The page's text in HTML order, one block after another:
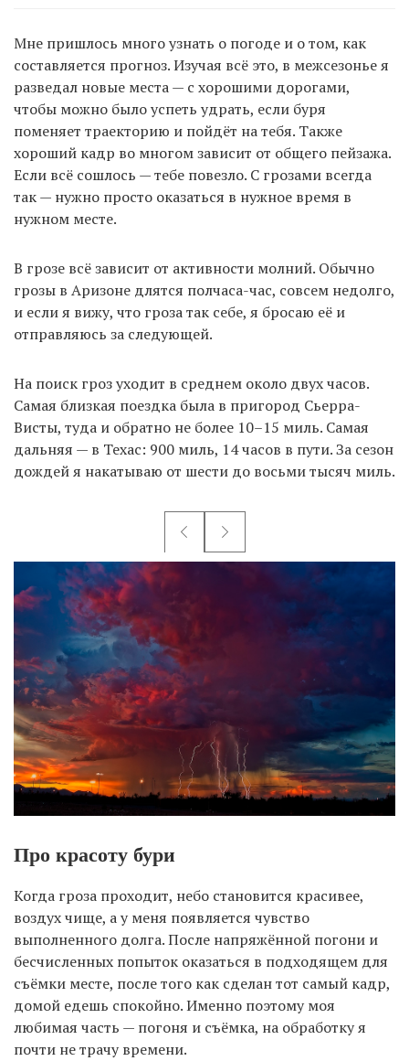
Мне пришлось много узнать о погоде и о том, как
составляется прогноз. Изучая всё это, в межсезонье я
разведал новые места — с хорошими дорогами,
чтобы можно было успеть удрать, если буря
поменяет траекторию и пойдёт на тебя. Также
хороший кадр во многом зависит от общего пейзажа.
Если всё сошлось — тебе повезло. С грозами всегда
так — нужно просто оказаться в нужное время в
нужном месте.
В грозе всё зависит от активности молний. Обычно
грозы в Аризоне длятся полчаса-час, совсем недолго,
и если я вижу, что гроза так себе, я бросаю её и
отправляюсь за следующей.
На поиск гроз уходит в среднем около двух часов.
Самая близкая поездка была в пригород Сьерра-
Висты, туда и обратно не более 10–15 миль. Самая
дальняя — в Техас: 900 миль, 14 часов в пути. За сезон
дождей я накатываю от шести до восьми тысяч миль.
Про красоту бури
Когда гроза проходит, небо становится красивее,
воздух чище, а у меня появляется чувство
выполненного долга. После напряжённой погони и
бесчисленных попыток оказаться в подходящем для
съёмки месте, после того как сделан тот самый кадр,
домой едешь спокойно. Именно поэтому моя
любимая часть — погоня и съёмка, на обработку я
почти не трачу времени.